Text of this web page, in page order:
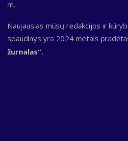
m.
Naujausias mūsų redakcijos ir
spaudinys yra 2024 metais
žurnalas“.